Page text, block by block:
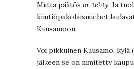
Mutta päätös on tehty. Ja
kiintiöpakolaismiehet
Kuusamoon.
Voi pikkuinen Kuusamo, kylä
jälkeen se on nimitetty